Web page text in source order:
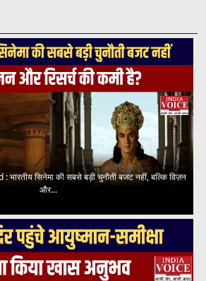
सिनेमा की सबसे बड़ी चुनौती बजट नहीं, बल्कि विज़न
और...